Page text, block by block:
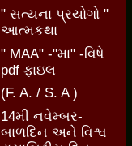
" સત્યના પ્રયોગો "
આત્મકથા
" MAA" -"મા" -વિષે
pdf ફાઇલ
(F. A. / S. A )
14મી નવેમ્બર-
બાળદિન અને વિશ્વ